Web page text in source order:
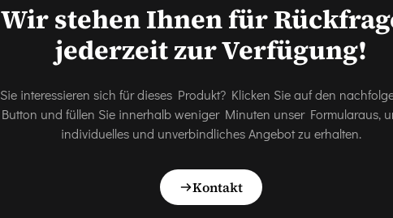
Wir stehen Ihnen für
jederzeit zur Verfügung!
Sie interessieren sich für dieses Produkt? Klicken Sie auf den
Button und füllen Sie innerhalb weniger Minuten unser Formularaus,
individuelles und unverbindliches Angebot zu erhalten.
Kontakt